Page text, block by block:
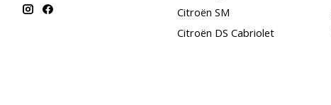
Citroën SM
Citroën DS Cabriolet